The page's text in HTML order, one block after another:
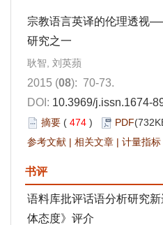
宗教语言英译的伦理透视
研究之一
耿智, 刘英蘋
2015 (08): 70-73.
DOI: 10.3969/j.issn.1674-
摘要 ( 474 ) PDF
参考文献 | 相关文章 | 计量指标
书评
语料库批评话语分析研究
体态度》评介